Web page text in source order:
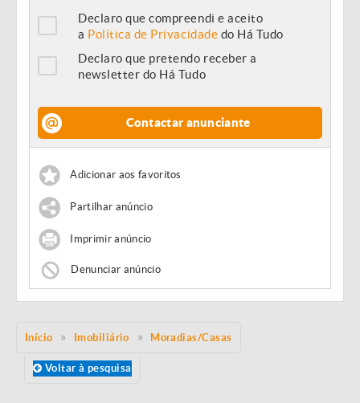
Declaro que compreendi e aceito
a Política de Privacidade do Há Tudo
Declaro que pretendo receber a
newsletter do Há Tudo
Contactar anunciante
Adicionar aos favoritos
Partilhar anúncio
Imprimir anúncio
Denunciar anúncio
Início Imobiliário Moradias/Casas
Voltar à pesquisa